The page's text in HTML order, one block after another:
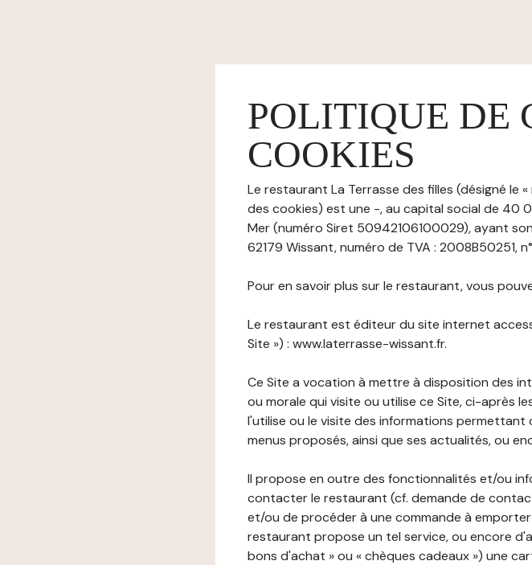
POLITIQUE DE
COOKIES
Le restaurant La Terrasse des filles (désigné le
des cookies) est une -, au capital social de 40
Mer (numéro Siret 50942106100029), ayant
62179 Wissant, numéro de TVA : 2008B50251,
Pour en savoir plus sur le restaurant, vous
Le restaurant est éditeur du site internet
Site ») : www.laterrasse-wissant.fr.
Ce Site a vocation à mettre à disposition des
ou morale qui visite ou utilise ce Site, ci-après
l'utilise ou le visite des informations
menus proposés, ainsi que ses actualités, ou
Il propose en outre des fonctionnalités et/ou
contacter le restaurant (cf. demande de
et/ou de procéder à une commande à
restaurant propose un tel service, ou encore
bons d'achat » ou « chèques cadeaux ») une